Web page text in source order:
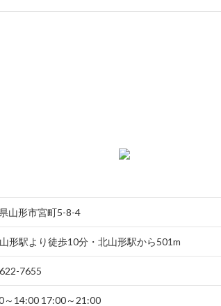
山形市宮町5-8-4
山形駅より徒歩10分・北山形駅から501m
7655
～14:00 17:00～21:00